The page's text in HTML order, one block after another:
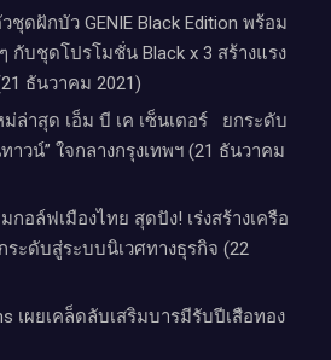
ดฝักบัว GENIE Black Edition พร้อม
กับชุดโปรโมชั่น Black x 3 สร้างแรง
ธันวาคม 2021)
ล่าสุด เอ็ม บี เค เซ็นเตอร์ ยกระดับ
วน์” ใจกลางกรุงเทพฯ (21 ธันวาคม
กอล์ฟเมืองไทย สุดปัง! เร่งสร้างเครือ
ะดับสู่ระบบนิเวศทางธุรกิจ (22
เผยเคล็ดลับ​เสริมบารมีรับปีเสือทอง